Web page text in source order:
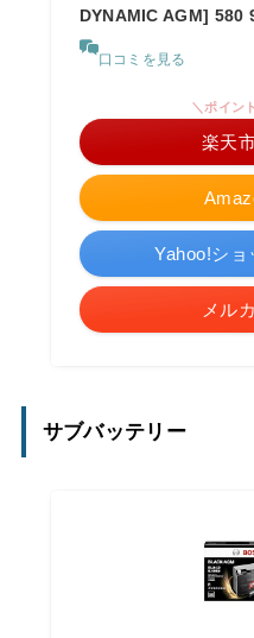
DYNAMIC AGM] 580
口コミを見る
＼ポイン
楽天
Yahoo!ショ
メル
サブバッテリー